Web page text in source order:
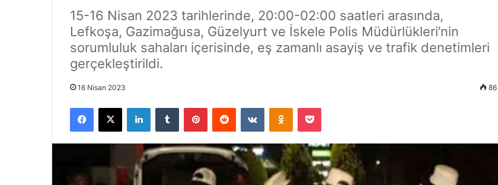
15-16 Nisan 2023 tarihlerinde, 20:00-02:00 saatleri arasında,
Lefkoşa, Gazimağusa, Güzelyurt ve İskele Polis Müdürlükleri’nin
sorumluluk sahaları içerisinde, eş zamanlı asayiş ve trafik denetimleri
gerçekleştirildi.
16 Nisan 2023 86